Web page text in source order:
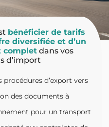
bénéficier de tarifs
diversifiée et d’un
complet dans vos
d’import
d’export vers
des documents à
pour un transport